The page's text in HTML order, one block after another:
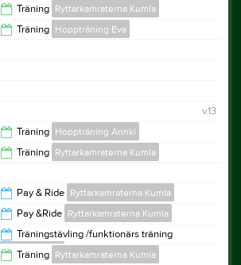
Träning Ryttarkamraterna Kumla
Träning Hoppträning Eva
v.13
Träning Hoppträning Annki
Träning Ryttarkamraterna Kumla
Pay & Ride Ryttarkamraterna Kumla
Pay &Ride Ryttarkamraterna Kumla
Träningstävling /funktionärs träning
Träningsgrupp
Träning Ryttarkamraterna Kumla